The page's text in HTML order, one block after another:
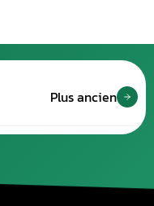
Plus ancien